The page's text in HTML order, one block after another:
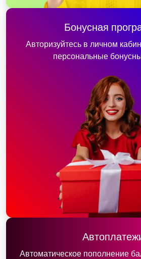
Бонусная
Авторизуйтесь в личном
персональные
Автоматическое пополнение